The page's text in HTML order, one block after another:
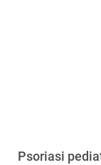
Psoriasi